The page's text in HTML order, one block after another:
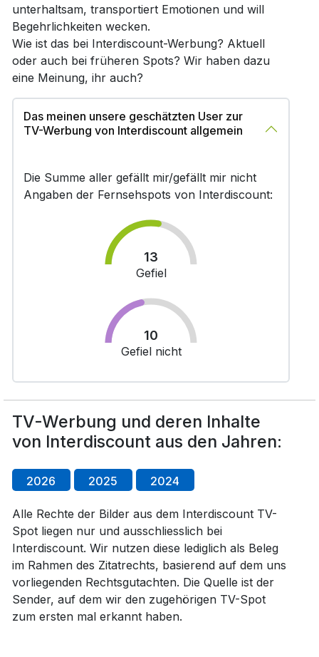
unterhaltsam, transportiert Emotionen und will
Begehrlichkeiten wecken.
Wie ist das bei Interdiscount-Werbung? Aktuell
oder auch bei früheren Spots? Wir haben dazu
eine Meinung, ihr auch?
Das meinen unsere geschätzten User zur
TV-Werbung von Interdiscount allgemein
Die Summe aller gefällt mir/gefällt mir nicht
Angaben der Fernsehspots von Interdiscount:
13
Gefiel
10
Gefiel nicht
TV-Werbung und deren Inhalte
von Interdiscount aus den Jahren:
2026 2025 2024
Alle Rechte der Bilder aus dem Interdiscount TV-
Spot liegen nur und ausschliesslich bei
Interdiscount. Wir nutzen diese lediglich als Beleg
im Rahmen des Zitatrechts, basierend auf dem uns
vorliegenden Rechtsgutachten. Die Quelle ist der
Sender, auf dem wir den zugehörigen TV-Spot
zum ersten mal erkannt haben.